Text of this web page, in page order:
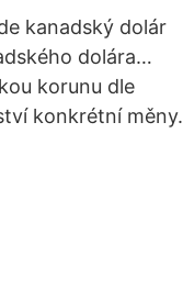
kanadský dolár
dolára…
korunu dle
konkrétní měny.